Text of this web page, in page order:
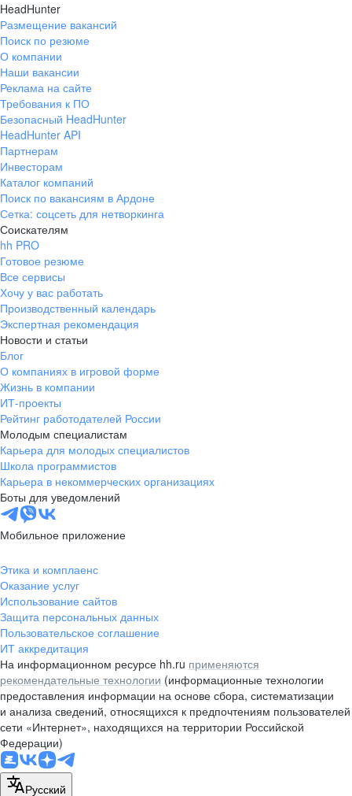
HeadHunter
Размещение вакансий
Поиск по резюме
О компании
Наши вакансии
Реклама на сайте
Требования к ПО
Безопасный HeadHunter
HeadHunter API
Партнерам
Инвесторам
Каталог компаний
Поиск по вакансиям в Ардоне
Сетка: соцсеть для нетворкинга
Соискателям
hh PRO
Готовое резюме
Все сервисы
Хочу у вас работать
Производственный календарь
Экспертная рекомендация
Новости и статьи
Блог
О компаниях в игровой форме
Жизнь в компании
ИТ-проекты
Рейтинг работодателей России
Молодым специалистам
Карьера для молодых специалистов
Школа программистов
Карьера в некоммерческих организациях
Боты для уведомлений
Мобильное приложение
Этика и комплаенс
Оказание услуг
Использование сайтов
Защита персональных данных
Пользовательское соглашение
ИТ аккредитация
На информационном ресурсе hh.ru применяются
рекомендательные технологии (информационные технологии
предоставления информации на основе сбора, систематизации
и анализа сведений, относящихся к предпочтениям пользователей
сети «Интернет», находящихся на территории Российской
Федерации)
Русский